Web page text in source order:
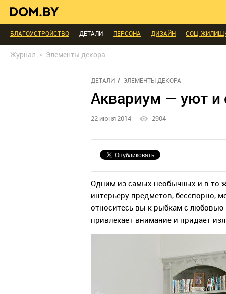
ИНТЕРЬЕР КАК НА КАРТИНКЕ
БЛАГОУСТРОЙСТВО
ДЕТАЛИ ПЕРСОНА ДИЗАЙН
СОЦ-
Журнал Элементы декора
ДЕТАЛИ ЭЛЕМЕНТЫ ДЕКОРА
Аквариум — уют
22 июня 2014 2904
Одним из самых необычных и в то
интерьеру предметов, бесспорно,
относитесь вы к рыбкам с любовью
привлекает внимание и придает